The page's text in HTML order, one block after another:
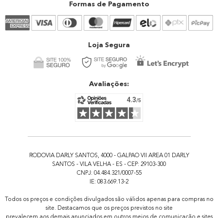
Formas de Pagamento
Loja Segura
Avaliações:
RODOVIA DARLY SANTOS, 4000 - GALPAO VII AREA 01 DARLY
SANTOS - VILA VELHA - ES - CEP: 29103-300
CNPJ: 04.484.321/0007-55
IE: 083.669.13-2
Todos os preços e condições divulgados são válidos apenas para compras no
site. Destacamos que os preços previstos no site